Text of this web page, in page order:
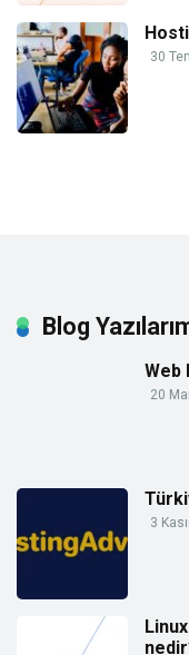
30
Blog
Web
20
3